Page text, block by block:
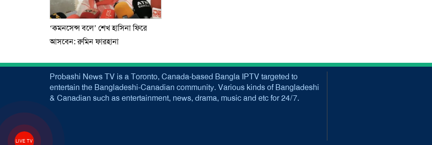
‘কমনসেন্স বলে’ শেখ হাসিনা ফিরে
আসবেন: রুমিন ফারহানা
LIVE TV
Probashi News TV is a Toronto, Canada-based Bangla IPTV targeted to
entertain the Bangladeshi-Canadian community. Various kinds of Bangladeshi
& Canadian such as entertainment, news, drama, music and etc for 24/7.